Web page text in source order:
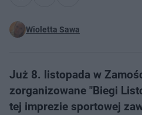
Wioletta Sawa
Już 8. listopada w
zorganizowane "Biegi
tej imprezie sportowej